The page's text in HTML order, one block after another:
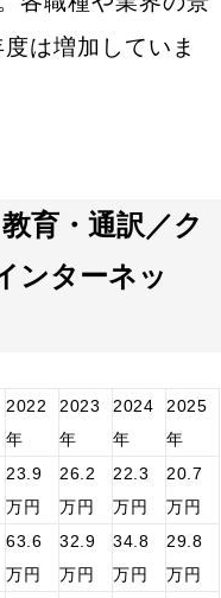
は増加していま
育・通訳／ク
ンターネッ
2022
年
2023
年
2024
年
2025
年
23.9
万円
26.2
万円
22.3
万円
20.7
万円
63.6
万円
32.9
万円
34.8
万円
29.8
万円